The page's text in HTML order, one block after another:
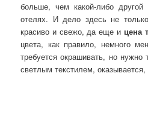
больше, чем какой-либо
отелях. И дело здесь не
красиво и свежо, да еще и цена
цвета, как правило, немного
требуется окрашивать, но
светлым текстилем,